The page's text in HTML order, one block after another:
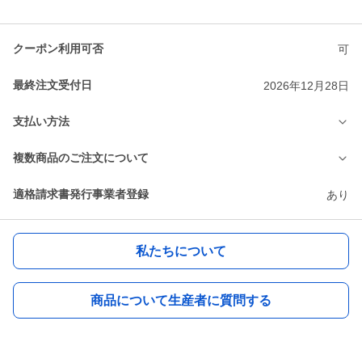
クーポン利用可否 可
最終注文受付日 2026年12月28日
支払い方法
複数商品のご注文について
適格請求書発行事業者登録 あり
私たちについて
商品について生産者に質問する